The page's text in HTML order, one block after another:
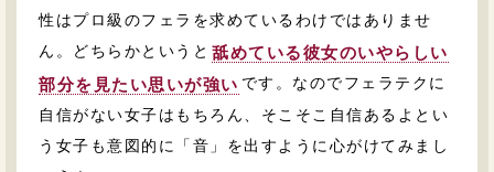
性はプロ級のフェラを求めているわけではありませ
ん。どちらかというと 舐めている彼女のいやらしい
部分を見たい思いが強い です。なのでフェラテクに
自信がない女子はもちろん、そこそこ自信あるよとい
う女子も意図的に「音」を出すように心がけてみまし